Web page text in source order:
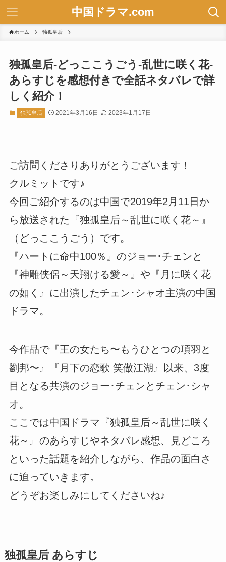
中国ドラマ.com
ホーム 独孤皇后
独孤皇后-どっここうごう-乱世に咲く花-
あらすじを感想付きで全話ネタバレで詳
しく紹介！
独孤皇后 2021年3月16日 2023年1月17日
ご訪問くださりありがとうございます！
クルミットです♪
今回ご紹介するのは中国で2019年2月11日か
ら放送された『独孤皇后～乱世に咲く花～』
（どっここうごう）です。
『ハートに命中100％』のジョー･チェンと
『神雕侠侶～天翔ける愛～』や『月に咲く花
の如く』に出演したチェン･シャオ主演の中国
ドラマ。
今作品で『王の女たち〜もうひとつの項羽と
劉邦〜』『月下の恋歌 笑傲江湖』以来、3度
目となる共演のジョー･チェンとチェン･シャ
オ。
ここでは中国ドラマ『独孤皇后～乱世に咲く
花～』のあらすじやネタバレ感想、見どころ
といった話題を紹介しながら、作品の面白さ
に迫っていきます。
どうぞお楽しみにしてくださいね♪
独孤皇后 あらすじ